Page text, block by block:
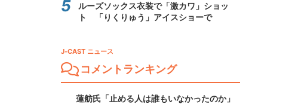
ルーズソックス衣装で「激カワ」ショッ
ト 「りくりゅう」アイスショーで
J-CAST ニュース
コメントランキング
蓮舫氏「止める人は誰もいなかったのか」